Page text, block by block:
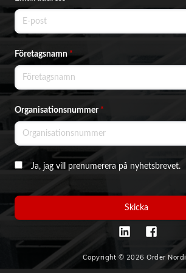
Företagsnamn*
Organisationsnummer *
Ja, jag vill prenumerera på nyhetsbrevet.
Skicka
Copyright © 2026 Order